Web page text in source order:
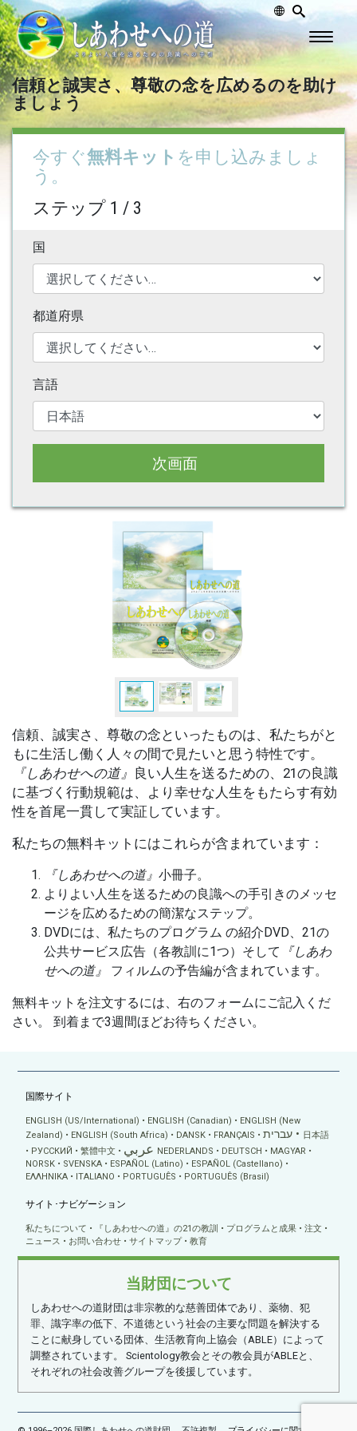
信頼と誠実さ、尊敬の念を広めるのを助け
ましょう
今すぐ無料キット を申し込みましょ
う。
ステップ 1 / 3
国
都道府県
言語
次画面
信頼、誠実さ、尊敬の念といったものは、私たちがと
もに生活し働く人々の間で見たいと思う特性です。
『しあわせへの道』 良い人生を送るための、21の良識
に基づく行動規範は、より幸せな人生をもたらす有効
性を首尾一貫して実証しています。
私たちの無料キットにはこれらが含まれています：
『しあわせへの道』 小冊子。
よりよい人生を送るための良識への手引きのメッセ
ージを広めるための簡潔なステップ。
DVDには、私たちのプログラム の紹介DVD、21の
公共サービス広告（各教訓に1つ）そして
『しあわ
せへの道』
フィルムの予告編が含まれています。
無料キットを注文するには、右のフォームにご記入くだ
さい。 到着まで3週間ほどお待ちください。
国際サイト
ENGLISH (US/International) ENGLISH (Canadian)
ENGLISH (New
Zealand)
ENGLISH (South Africa) DANSK FRANÇAIS עברית
日本語
РУССКИЙ
繁體中文 عربي NEDERLANDS DEUTSCH
MAGYAR
NORSK
SVENSKA ESPAÑOL (Latino)
ESPAÑOL (Castellano)
ΕΛΛΗΝΙΚA
ITALIANO PORTUGUÊS PORTUGUÊS (Brasil)
サイト･ナビゲーション
私たちについて 『しあわせへの道』の21の教訓 プログラムと成果
注文
ニュース
お問い合わせ サイトマップ 教育
当財団について
しあわせへの道財団は非宗教的な慈善団体であり、薬物、犯
罪、識字率の低下、不道徳という社会の主要な問題を解決する
ことに献身している団体、生活教育向上協会（ABLE）によって
調整されています。 Scientology教会とその教会員がABLEと、
それぞれの社会改善グループを後援しています。